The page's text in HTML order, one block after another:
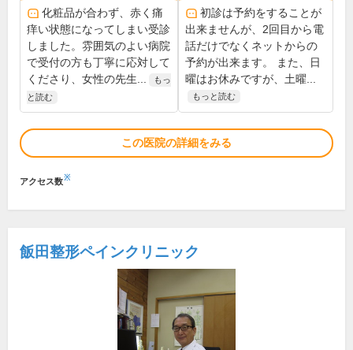
化粧品が合わず、赤く痛
痒い状態になってしまい受診
しました。雰囲気のよい病院
で受付の方も丁寧に応対して
くださり、女性の先生...
もっ
と読む
初診は予約をすることが
出来ませんが、2回目から電
話だけでなくネットからの
予約が出来ます。 また、日
曜はお休みですが、土曜...
もっと読む
この医院の詳細をみる
アクセス数※
飯田整形ペインクリニック